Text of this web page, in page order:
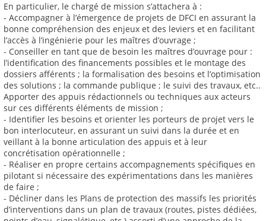
En particulier, le chargé de mission s’attachera à :
- Accompagner à l’émergence de projets de DFCI en assurant la
bonne compréhension des enjeux et des leviers et en facilitant
l’accès à l’ingénierie pour les maîtres d’ouvrage ;
- Conseiller en tant que de besoin les maîtres d’ouvrage pour :
l’identification des financements possibles et le montage des
dossiers afférents ; la formalisation des besoins et l’optimisation
des solutions ; la commande publique ; le suivi des travaux, etc..
Apporter des appuis rédactionnels ou techniques aux acteurs
sur ces différents éléments de mission ;
- Identifier les besoins et orienter les porteurs de projet vers le
bon interlocuteur, en assurant un suivi dans la durée et en
veillant à la bonne articulation des appuis et à leur
concrétisation opérationnelle ;
- Réaliser en propre certains accompagnements spécifiques en
pilotant si nécessaire des expérimentations dans les manières
de faire ;
- Décliner dans les Plans de protection des massifs les priorités
d’interventions dans un plan de travaux (routes, pistes dédiées,